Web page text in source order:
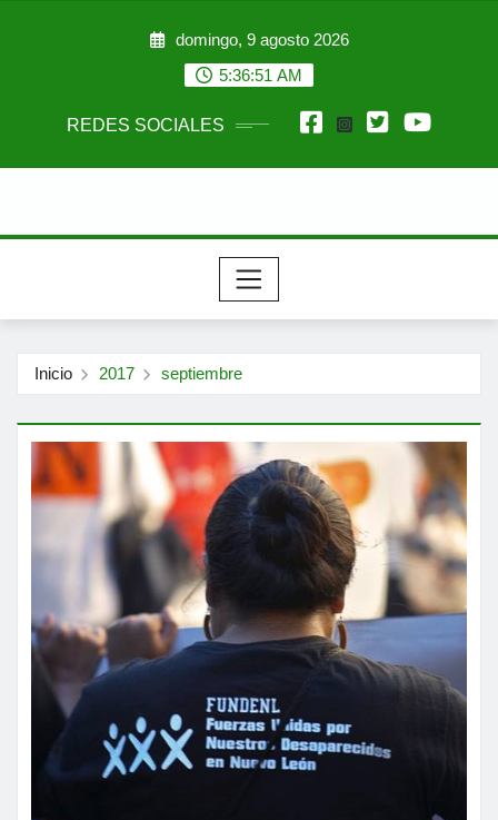
domingo, 9 agosto 2026
5:36:52 AM
REDES SOCIALES
Inicio 2017 septiembre